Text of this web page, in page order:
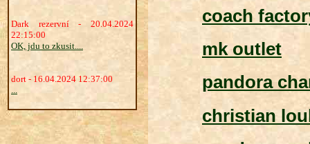
Dark rezervní - 20.04.2024
22:15:00
OK, jdu to zkusit....
dort - 16.04.2024 12:37:00
...
coach
mk outlet
pandora
christian